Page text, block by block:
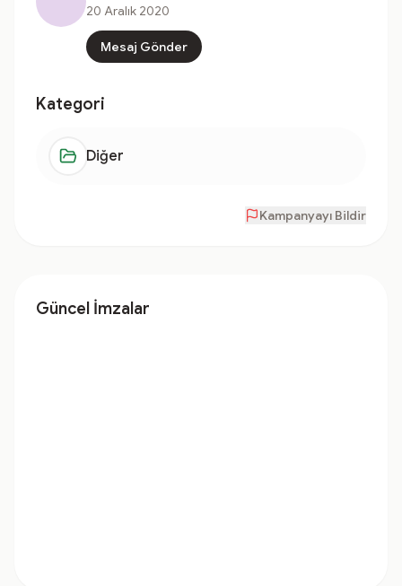
20 Aralık 2020
Mesaj Gönder
Kategori
Diğer
Kampanyayı Bildir
Güncel İmzalar